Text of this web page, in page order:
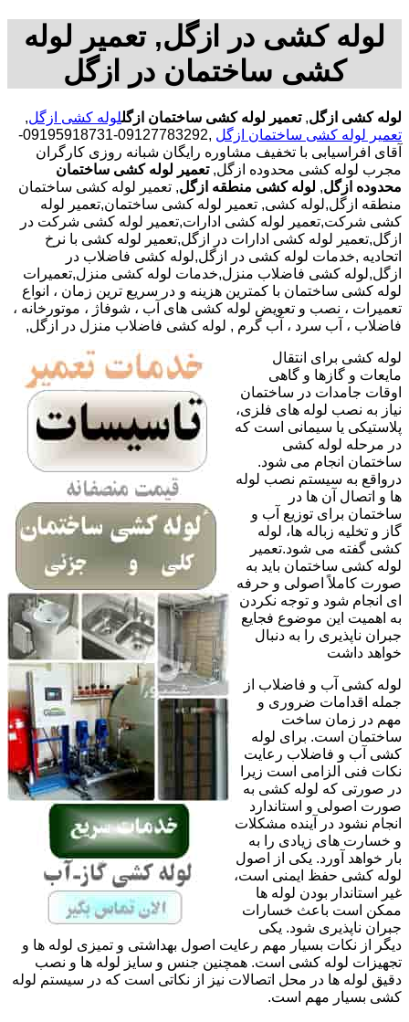
لوله کشی در ازگل, تعمیر لوله
کشی ساختمان در ازگل
لوله کشی ازگل,تعمیر لوله کشی ساختمان ازگللوله کشی ازگل,
تعمیر لوله کشی ساختمان ازگل
,09127783292-09195918731-
آقای افراسیابی با تخفیف مشاوره رایگان شبانه روزی کارگران
مجرب لوله کشی محدوده ازگل,تعمیر لوله کشی ساختمان
محدوده ازگل, لوله کشی منطقه ازگل, تعمیر لوله کشی ساختمان
منطقه ازگل,لوله کشی, تعمیر لوله کشی ساختمان,تعمیر لوله
کشی شرکت,تعمیر لوله کشی ادارات,تعمیر لوله کشی شرکت در
ازگل,تعمیر لوله کشی ادارات در ازگل,تعمیر لوله کشی با نرخ
اتحادیه ,خدمات لوله کشی در ازگل,لوله کشی فاضلاب در
ازگل,لوله کشی فاضلاب منزل,خدمات لوله کشی منزل,تعمیرات
لوله کشی ساختمان با کمترین هزینه و در سریع ترین زمان ، انواع
تعمیرات ، نصب و تعویض لوله کشی های آب ، شوفاژ ، موتورخانه ،
فاضلاب ، آب سرد ، آب گرم , لوله کشی فاضلاب منزل در ازگل,
لوله کشی برای انتقال
مایعات و گازها و گاهی
اوقات جامدات در ساختمان
نیاز به نصب لوله های فلزی،
پلاستیکی یا سیمانی است که
در مرحله لوله کشی
ساختمان انجام می شود.
درواقع به سیستم نصب لوله
ها و اتصال آن ها در
ساختمان برای توزیع آب و
گاز و تخلیه زباله ها، لوله
کشی گفته می شود.تعمیر
لوله کشی ساختمان باید به
صورت کاملاً اصولی و حرفه
ای انجام شود و توجه نکردن
به اهمیت این موضوع فجایع
جبران ناپذیری را به دنبال
خواهد داشت
لوله کشی آب و فاضلاب از
جمله اقدامات ضروری و
مهم در زمان ساخت
ساختمان است. برای لوله
کشی آب و فاضلاب رعایت
نکات فنی الزامی است زیرا
در صورتی که لوله کشی به
صورت اصولی و استاندارد
انجام نشود در آینده مشکلات
و خسارت های زیادی را به
بار خواهد آورد. یکی از اصول
لوله کشی حفظ ایمنی است،
غیر استاندار بودن لوله ها
ممکن است باعث خسارات
جبران ناپذیری شود. یکی
دیگر از نکات بسیار مهم رعایت اصول بهداشتی و تمیزی لوله ها و
تجهیزات لوله کشی است. همچنین جنس و سایز لوله ها و نصب
دقیق لوله ها در محل اتصالات نیز از نکاتی است که در سیستم لوله
کشی بسیار مهم است.